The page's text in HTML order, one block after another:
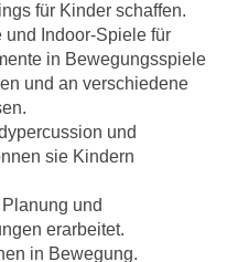
für Kinder schaffen.
Indoor-Spiele für
in Bewegungsspiele
und an verschiedene
und
sie Kindern
und
erarbeitet.
in Bewegung.